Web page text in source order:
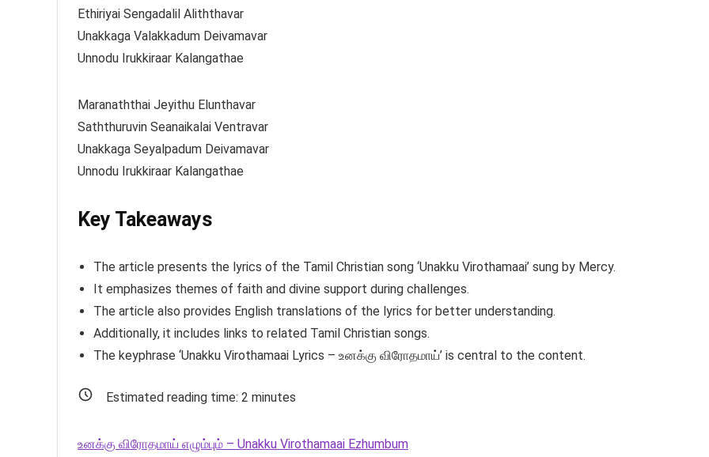
Ethiriyai Sengadalil Aliththavar
Unakkaga Valakkadum Deivamavar
Unnodu Irukkiraar Kalangathae
Maranaththai Jeyithu Elunthavar
Saththuruvin Seanaikalai Ventravar
Unakkaga Seyalpadum Deivamavar
Unnodu Irukkiraar Kalangathae
Key Takeaways
The article presents the lyrics of the Tamil Christian song ‘Unakku Virothamaai’ sung by Mercy.
It emphasizes themes of faith and divine support during challenges.
The article also provides English translations of the lyrics for better understanding.
Additionally, it includes links to related Tamil Christian songs.
The keyphrase ‘Unakku Virothamaai Lyrics – உனக்கு விரோதமாய்’ is central to the content.
Estimated reading time: 2 minutes
உனக்கு விரோதமாய் எழும்பும் – Unakku Virothamaai Ezhumbum